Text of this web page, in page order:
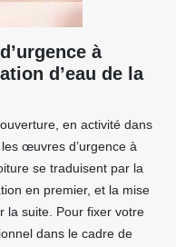
à
d’eau de la
en activité dans
œuvres d’urgence à
se traduisent par la
en premier, et la mise
la suite. Pour fixer votre
dans le cadre de